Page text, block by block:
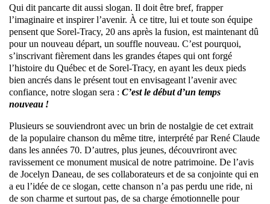
Qui dit pancarte dit aussi slogan. Il doit être bref, frapper
l’imaginaire et inspirer l’avenir. À ce titre, lui et toute son équipe
pensent que Sorel-Tracy, 20 ans après la fusion, est maintenant dû
pour un nouveau départ, un souffle nouveau. C’est pourquoi,
s’inscrivant fièrement dans les grandes étapes qui ont forgé
l’histoire du Québec et de Sorel-Tracy, en ayant les deux pieds
bien ancrés dans le présent tout en envisageant l’avenir avec
confiance, notre slogan sera : C’est le début d’un temps
nouveau !
Plusieurs se souviendront avec un brin de nostalgie de cet extrait
de la populaire chanson du même titre, interprété par René Claude
dans les années 70. D’autres, plus jeunes, découvriront avec
ravissement ce monument musical de notre patrimoine. De l’avis
de Jocelyn Daneau, de ses collaborateurs et de sa conjointe qui en
a eu l’idée de ce slogan, cette chanson n’a pas perdu une ride, ni
de son charme et surtout pas, de sa charge émotionnelle pour